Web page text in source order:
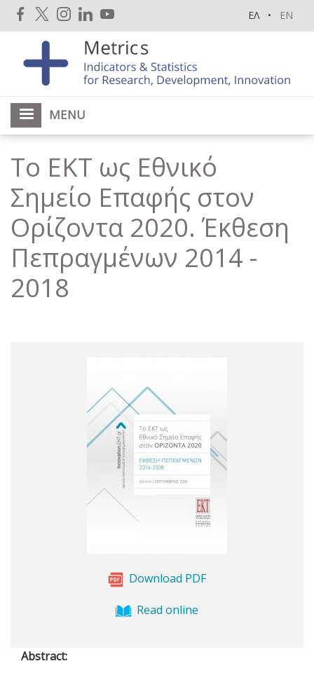
Skip
content
ΕΛ EN
MENU
Το ΕΚΤ ως Εθνικό
Σημείο Επαφής στον
Ορίζοντα 2020. Έκθεση
Πεπραγμένων 2014 -
2018
Download PDF
Read online
Abstract: